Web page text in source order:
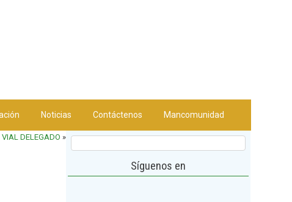
Noticias Contáctenos Mancomunidad
DELEGADO »
Síguenos en